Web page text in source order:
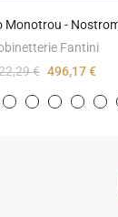
Monotrou -
Fantini
€ 496,17 €